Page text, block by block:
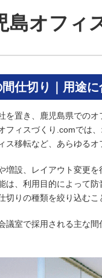
島オフィ
仕切り｜用途
を置き、鹿児島県での
フィスづくり.comでは
ス移転など、あらゆるオ
増設、レイアウト変更
は、利用目的によって
切りの種類を絞り込むこ
議室で採用される主な